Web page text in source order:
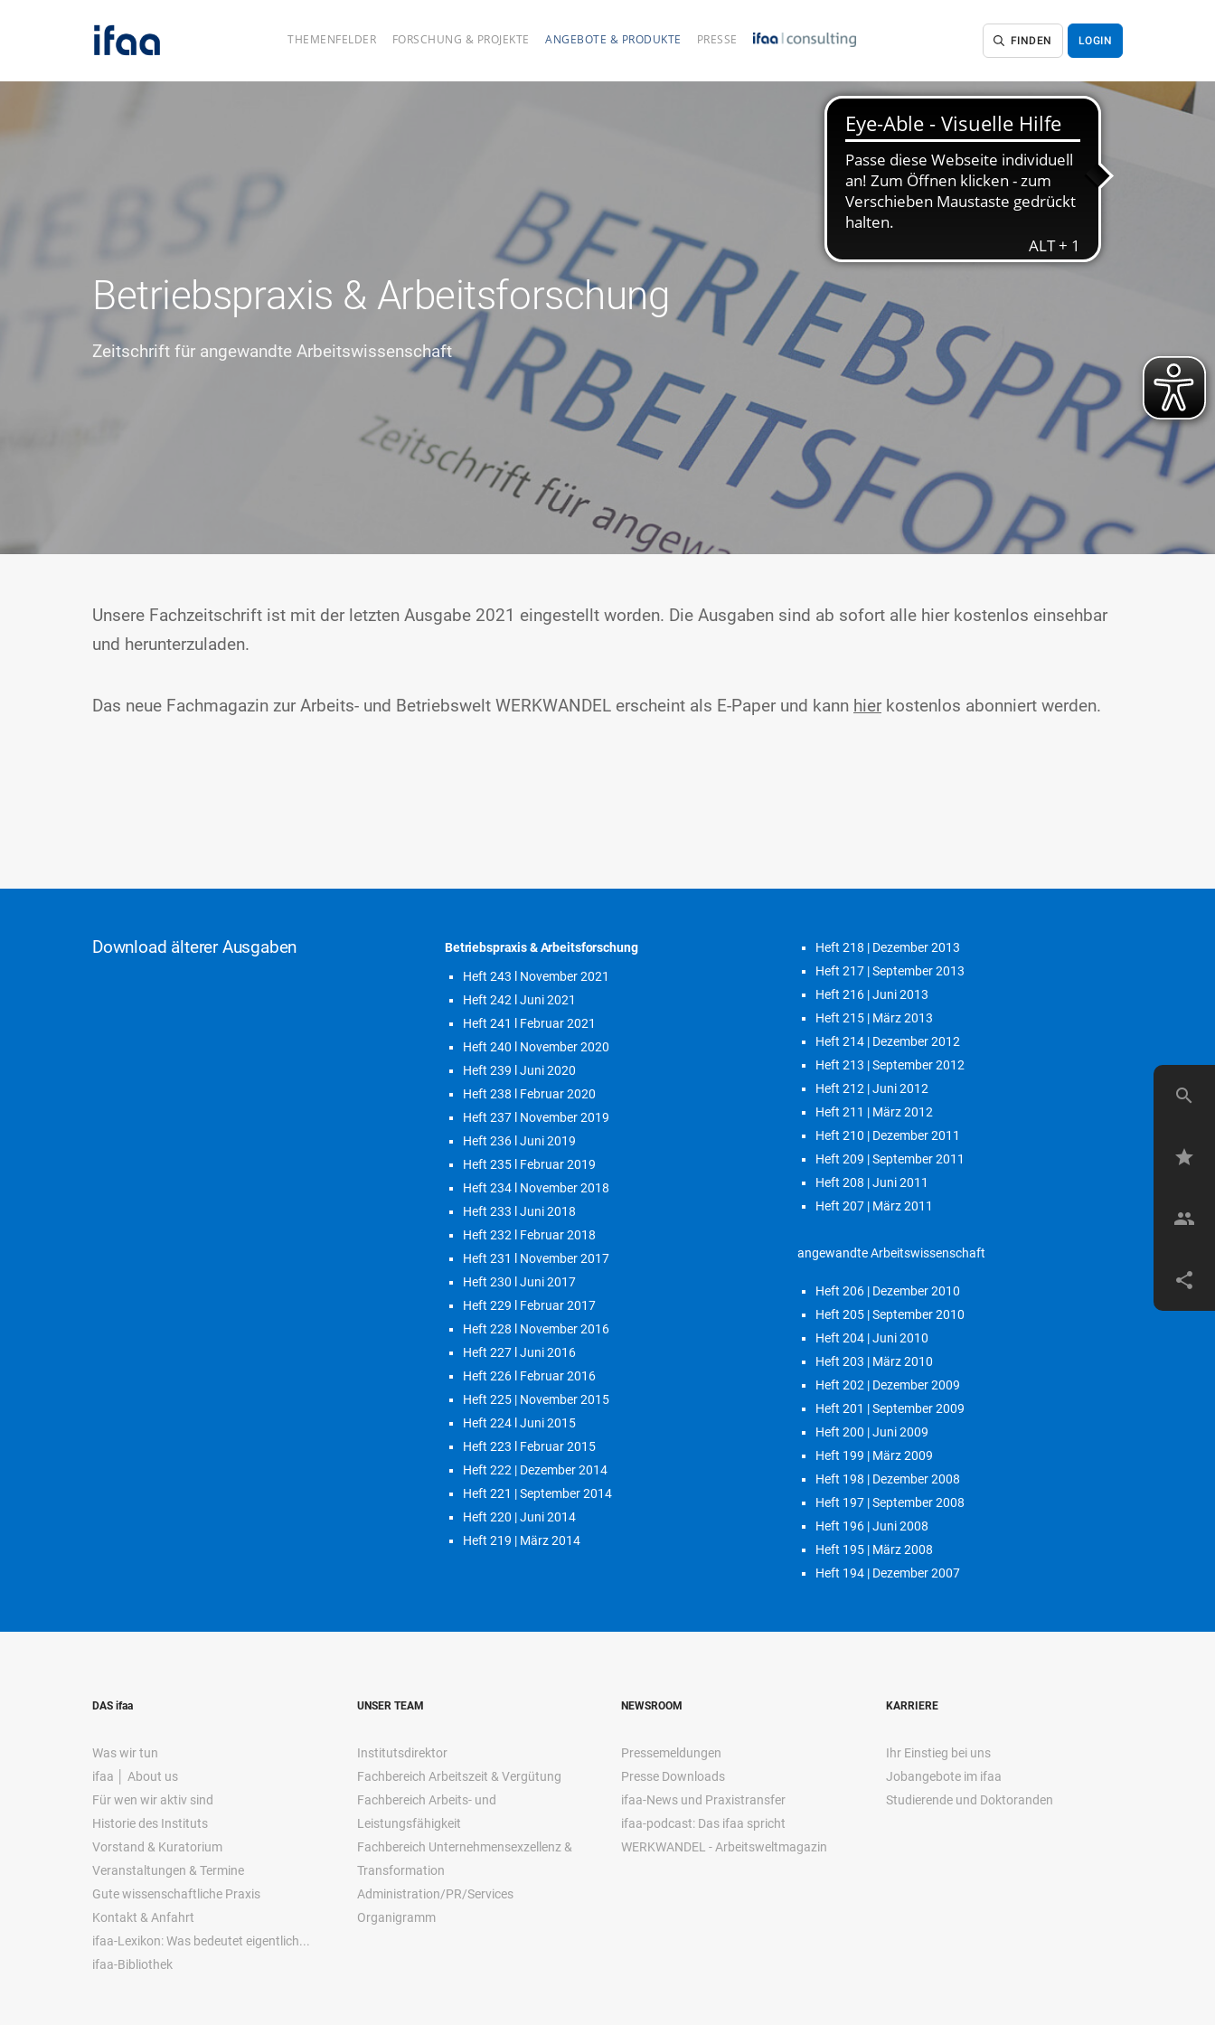
THEMENFELDER FORSCHUNG & PROJEKTE ANGEBOTE & PRODUKTE PRESSE FINDEN LOGIN
Betriebspraxis & Arbeitsforschung
Zeitschrift für angewandte Arbeitswissenschaft
Unsere Fachzeitschrift ist mit der letzten Ausgabe 2021 eingestellt worden. Die Ausgaben sind ab sofort alle hier kostenlos einsehbar
und herunterzuladen.
Das neue Fachmagazin zur Arbeits- und Betriebswelt WERKWANDEL erscheint als E-Paper und kann hier kostenlos abonniert werden.
Download älterer Ausgaben
Betriebspraxis & Arbeitsforschung
Heft 243 l November 2021
Heft 242 l Juni 2021
Heft 241 l Februar 2021
Heft 240 l November 2020
Heft 239 l Juni 2020
Heft 238 l Februar 2020
Heft 237 l November 2019
Heft 236 l Juni 2019
Heft 235 l Februar 2019
Heft 234 l November 2018
Heft 233 l Juni 2018
Heft 232 l Februar 2018
Heft 231 l November 2017
Heft 230 l Juni 2017
Heft 229 l Februar 2017
Heft 228 l November 2016
Heft 227 l Juni 2016
Heft 226 l Februar 2016
Heft 225 | November 2015
Heft 224 l Juni 2015
Heft 223 l Februar 2015
Heft 222 | Dezember 2014
Heft 221 | September 2014
Heft 220 | Juni 2014
Heft 219 | März 2014
Heft 218 | Dezember 2013
Heft 217 | September 2013
Heft 216 | Juni 2013
Heft 215 | März 2013
Heft 214 | Dezember 2012
Heft 213 | September 2012
Heft 212 | Juni 2012
Heft 211 | März 2012
Heft 210 | Dezember 2011
Heft 209 | September 2011
Heft 208 | Juni 2011
Heft 207 | März 2011
angewandte Arbeitswissenschaft
Heft 206 | Dezember 2010
Heft 205 | September 2010
Heft 204 | Juni 2010
Heft 203 | März 2010
Heft 202 | Dezember 2009
Heft 201 | September 2009
Heft 200 | Juni 2009
Heft 199 | März 2009
Heft 198 | Dezember 2008
Heft 197 | September 2008
Heft 196 | Juni 2008
Heft 195 | März 2008
Heft 194 | Dezember 2007
DAS ifaa
Was wir tun
ifaa │ About us
Für wen wir aktiv sind
Historie des Instituts
Vorstand & Kuratorium
Veranstaltungen & Termine
Gute wissenschaftliche Praxis
Kontakt & Anfahrt
ifaa-Lexikon: Was bedeutet eigentlich...
ifaa-Bibliothek
UNSER TEAM
Institutsdirektor
Fachbereich Arbeitszeit & Vergütung
Fachbereich Arbeits- und
Leistungsfähigkeit
Fachbereich Unternehmensexzellenz &
Transformation
Administration/PR/Services
Organigramm
NEWSROOM
Pressemeldungen
Presse Downloads
ifaa-News und Praxistransfer
ifaa-podcast: Das ifaa spricht
WERKWANDEL - Arbeitsweltmagazin
KARRIERE
Ihr Einstieg bei uns
Jobangebote im ifaa
Studierende und Doktoranden
search
star
group
share